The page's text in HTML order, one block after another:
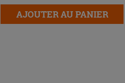
AJOUTER AU PANIER